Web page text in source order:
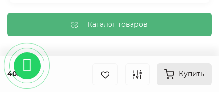
405 ₪ Купить
Обмен и возврат
Доставка
Политика конфиденциальности
Контакты
Карта сайта
Каталог товаров